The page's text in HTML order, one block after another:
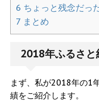
6 ちょっと残念だっ
7 まとめ
2018年ふるさ
まず、私が2018年の1
績をご紹介します。